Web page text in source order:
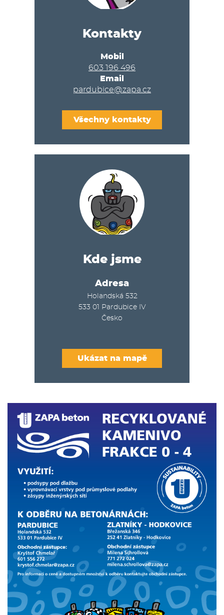
Kontakty
Mobil
603 196 496
Email
pardubice@zapa.cz
Všechny kontakty
Kde jsme
Adresa
Holandská 532
533 01
Pardubice IV
Česko
Ukázat na mapě